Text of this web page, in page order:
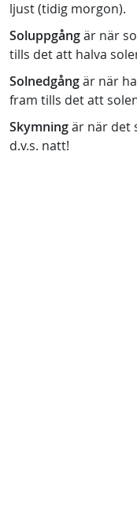
ljust (tidig morgon).
Soluppgångär när
tills det att halva
Solnedgångär när
fram tills det att
Skymningär när det
d.v.s. natt!